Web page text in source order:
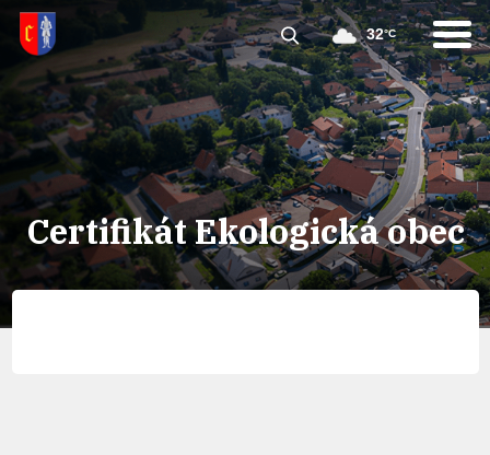
32°C
Certifikát Ekologická obec